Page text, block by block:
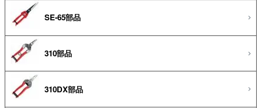
SE-65部品
310部品
310DX部品